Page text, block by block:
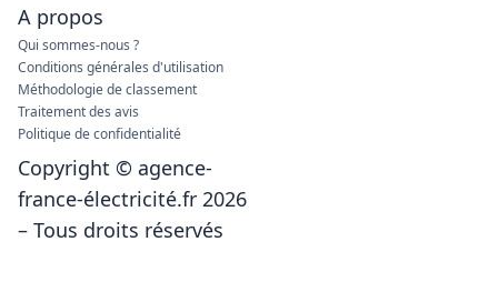
A propos
Qui sommes-nous ?
Conditions générales d'utilisation
Méthodologie de classement
Traitement des avis
Politique de confidentialité
Copyright © agence-
france-électricité.fr 2026
– Tous droits réservés